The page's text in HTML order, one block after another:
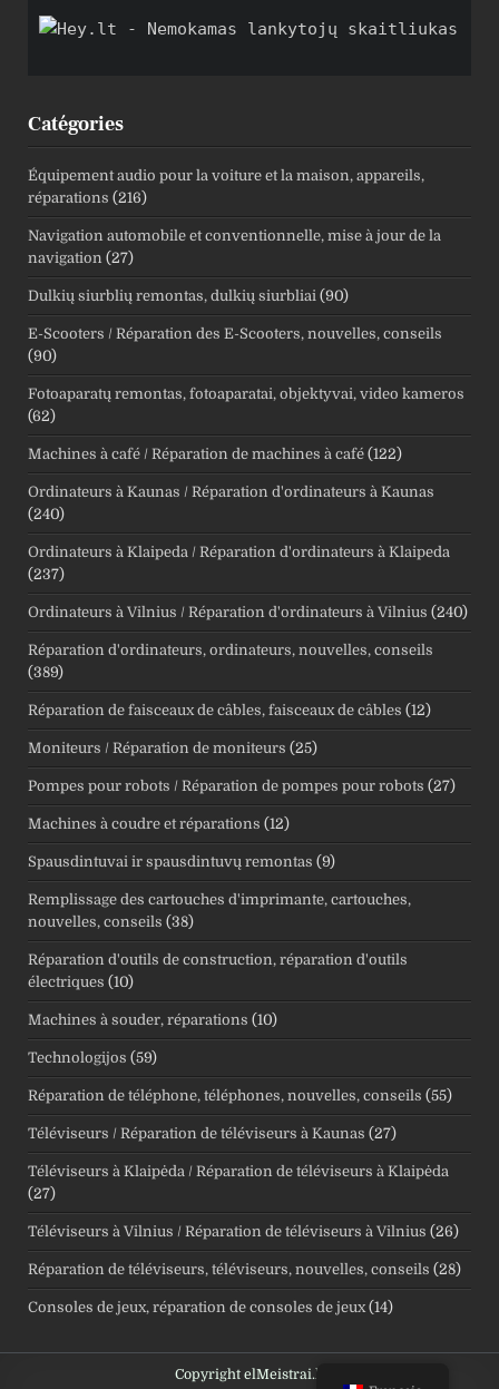
Catégories
Équipement audio pour la voiture et la maison, appareils,
réparations (216)
Navigation automobile et conventionnelle, mise à jour de la
navigation (27)
Dulkių siurblių remontas, dulkių siurbliai (90)
E-Scooters / Réparation des E-Scooters, nouvelles, conseils
(90)
Fotoaparatų remontas, fotoaparatai, objektyvai, video kameros
(62)
Machines à café / Réparation de machines à café (122)
Ordinateurs à Kaunas / Réparation d'ordinateurs à Kaunas
(240)
Ordinateurs à Klaipeda / Réparation d'ordinateurs à Klaipeda
(237)
Ordinateurs à Vilnius / Réparation d'ordinateurs à Vilnius (240)
Réparation d'ordinateurs, ordinateurs, nouvelles, conseils
(389)
Réparation de faisceaux de câbles, faisceaux de câbles (12)
Moniteurs / Réparation de moniteurs (25)
Pompes pour robots / Réparation de pompes pour robots (27)
Machines à coudre et réparations (12)
Spausdintuvai ir spausdintuvų remontas (9)
Remplissage des cartouches d'imprimante, cartouches,
nouvelles, conseils (38)
Réparation d'outils de construction, réparation d'outils
électriques (10)
Machines à souder, réparations (10)
Technologijos (59)
Réparation de téléphone, téléphones, nouvelles, conseils (55)
Téléviseurs / Réparation de téléviseurs à Kaunas (27)
Téléviseurs à Klaipėda / Réparation de téléviseurs à Klaipėda
(27)
Téléviseurs à Vilnius / Réparation de téléviseurs à Vilnius (26)
Réparation de téléviseurs, téléviseurs, nouvelles, conseils (28)
Consoles de jeux, réparation de consoles de jeux(14)
Copyright elMeistrai.lt